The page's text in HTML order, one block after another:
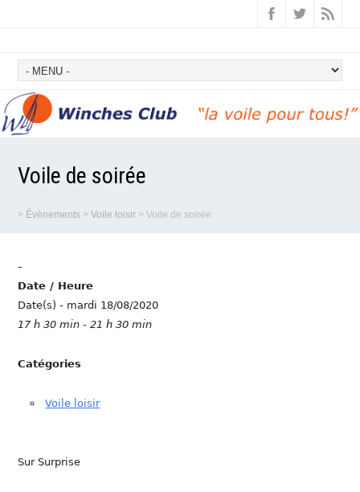
Voile de soirée
> Évènements >Voile loisir >Voile de soirée
-
Date / Heure
Date(s) - mardi 18/08/2020
17 h 30 min - 21 h 30 min
Catégories
Voile loisir
Sur Surprise